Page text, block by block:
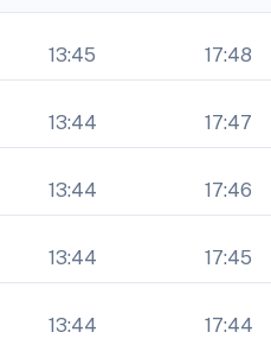
13:45 17:48
13:44 17:47
13:44 17:46
13:44 17:45
13:44 17:44